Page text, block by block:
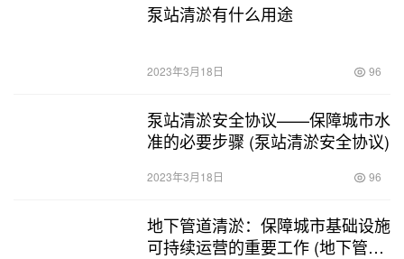
泵站清淤有什么用途
2023年3月18日 96
泵站清淤安全协议——保障城市水
准的必要步骤 (泵站清淤安全协议)
2023年3月18日 96
地下管道清淤：保障城市基础设施
可持续运营的重要工作 (地下管道